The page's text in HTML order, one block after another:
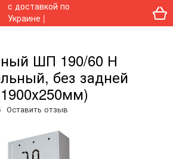
ШП 190/60 Н
без задней
Оставить отзыв